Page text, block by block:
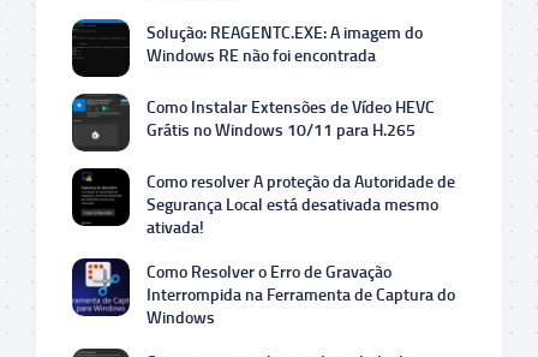
Solução: REAGENTC.EXE: A imagem do
Windows RE não foi encontrada
Como Instalar Extensões de Vídeo HEVC
Grátis no Windows 10/11 para H.265
Como resolver A proteção da Autoridade de
Segurança Local está desativada mesmo
ativada!
Como Resolver o Erro de Gravação
Interrompida na Ferramenta de Captura do
Windows